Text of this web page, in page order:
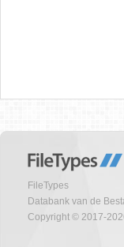
FileTypes
Databank van de
Copyright © 2017-